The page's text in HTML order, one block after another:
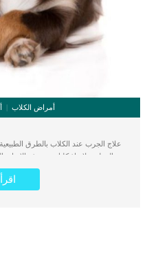
أمراض الكلاب
علاج الجرب عند الكلاب بالطرق
البيطري لانقاذ كلبك من هذه
الطفيلية بقع مثيرة للحكة ويمكن ان
الجلدية الداكنة عند الكلاب ؟ يعتبر
الأخرى وتؤثر على التعامل المباشر